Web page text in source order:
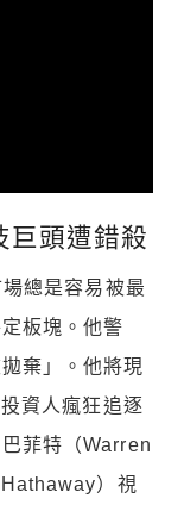
巨頭遭錯殺
總是容易被最
板塊。他警
棄」。他將現
資人瘋狂追逐
菲特（Warren
）視